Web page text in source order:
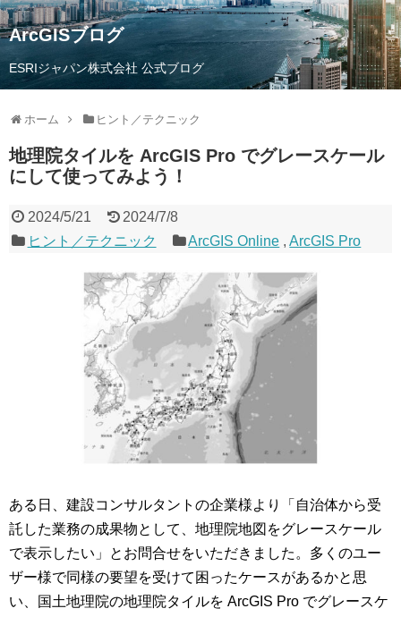
ArcGISブログ
ESRIジャパン株式会社 公式ブログ
ホーム ヒント／テクニック
地理院タイルを ArcGIS Pro でグレースケール
にして使ってみよう！
2024/5/21
2024/7/8
ヒント／テクニック
ArcGIS Online ,ArcGIS Pro
ある日、建設コンサルタントの企業様より「自治体から受
託した業務の成果物として、地理院地図をグレースケール
で表示したい」とお問合せをいただきました。多くのユー
ザー様で同様の要望を受けて困ったケースがあるかと思
い、国土地理院の地理院タイルを ArcGIS Pro でグレースケ